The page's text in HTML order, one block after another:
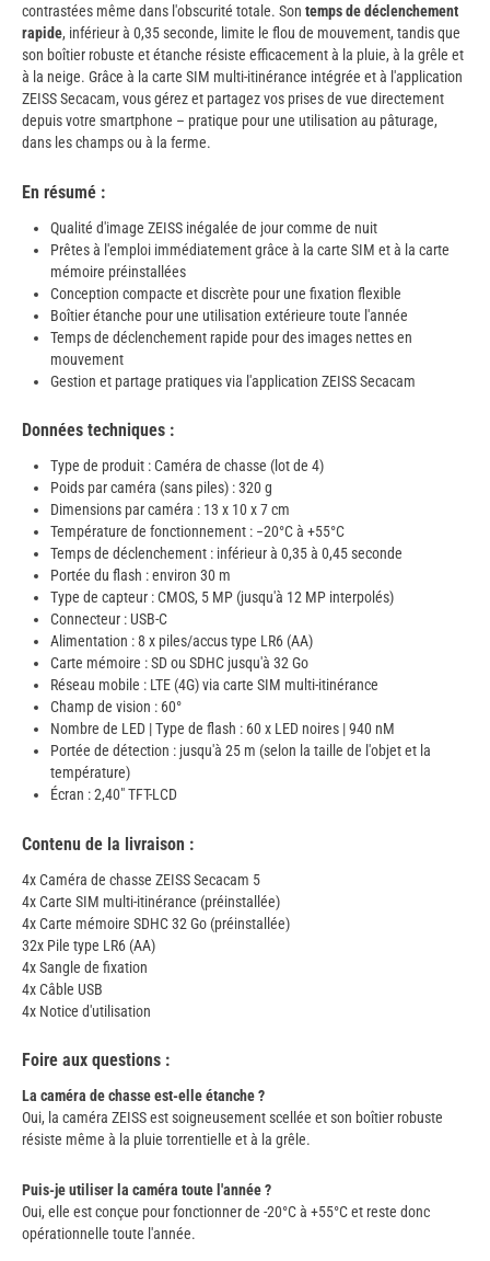
contrastées même dans l'obscurité totale. Son temps de déclenchement
rapide, inférieur à 0,35 seconde, limite le flou de mouvement, tandis que
son boîtier robuste et étanche résiste efficacement à la pluie, à la grêle et
à la neige. Grâce à la carte SIM multi-itinérance intégrée et à l'application
ZEISS Secacam, vous gérez et partagez vos prises de vue directement
depuis votre smartphone – pratique pour une utilisation au pâturage,
dans les champs ou à la ferme.
En résumé :
Qualité d'image ZEISS inégalée de jour comme de nuit
Prêtes à l'emploi immédiatement grâce à la carte SIM et à la carte
mémoire préinstallées
Conception compacte et discrète pour une fixation flexible
Boîtier étanche pour une utilisation extérieure toute l'année
Temps de déclenchement rapide pour des images nettes en
mouvement
Gestion et partage pratiques via l'application ZEISS Secacam
Données techniques :
Type de produit : Caméra de chasse (lot de 4)
Poids par caméra (sans piles) : 320 g
Dimensions par caméra : 13 x 10 x 7 cm
Température de fonctionnement : −20°C à +55°C
Temps de déclenchement : inférieur à 0,35 à 0,45 seconde
Portée du flash : environ 30 m
Type de capteur : CMOS, 5 MP (jusqu'à 12 MP interpolés)
Connecteur : USB-C
Alimentation : 8 x piles/accus type LR6 (AA)
Carte mémoire : SD ou SDHC jusqu'à 32 Go
Réseau mobile : LTE (4G) via carte SIM multi-itinérance
Champ de vision : 60°
Nombre de LED | Type de flash : 60 x LED noires | 940 nM
Portée de détection : jusqu'à 25 m (selon la taille de l'objet et la
température)
Écran : 2,40" TFT-LCD
Contenu de la livraison :
4x Caméra de chasse ZEISS Secacam 5
4x Carte SIM multi-itinérance (préinstallée)
4x Carte mémoire SDHC 32 Go (préinstallée)
32x Pile type LR6 (AA)
4x Sangle de fixation
4x Câble USB
4x Notice d'utilisation
Foire aux questions :
La caméra de chasse est-elle étanche ?
Oui, la caméra ZEISS est soigneusement scellée et son boîtier robuste
résiste même à la pluie torrentielle et à la grêle.
Puis-je utiliser la caméra toute l'année ?
Oui, elle est conçue pour fonctionner de -20°C à +55°C et reste donc
opérationnelle toute l'année.